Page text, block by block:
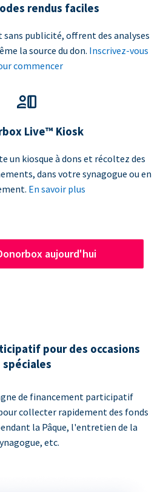
rendus faciles
sans publicité, offrent des analyses
la source du don. Inscrivez-vous
commencer
Live™ Kiosk
un kiosque à dons et récoltez des
dans votre synagogue ou en
En savoir plus
aujourd'hui
pour des occasions
spéciales
de financement participatif
collecter rapidement des fonds
la Pâque, l'entretien de la
etc.